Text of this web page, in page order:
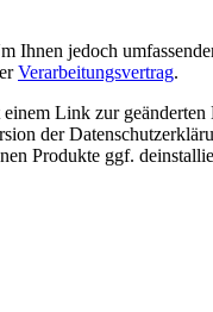
Ihnen jedoch
Verarbeitungsvertrag.
Link zur geänderten
der
Produkte ggf.